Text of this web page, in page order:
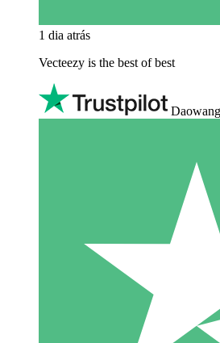
1 dia atrás
Vecteezy is the best of best